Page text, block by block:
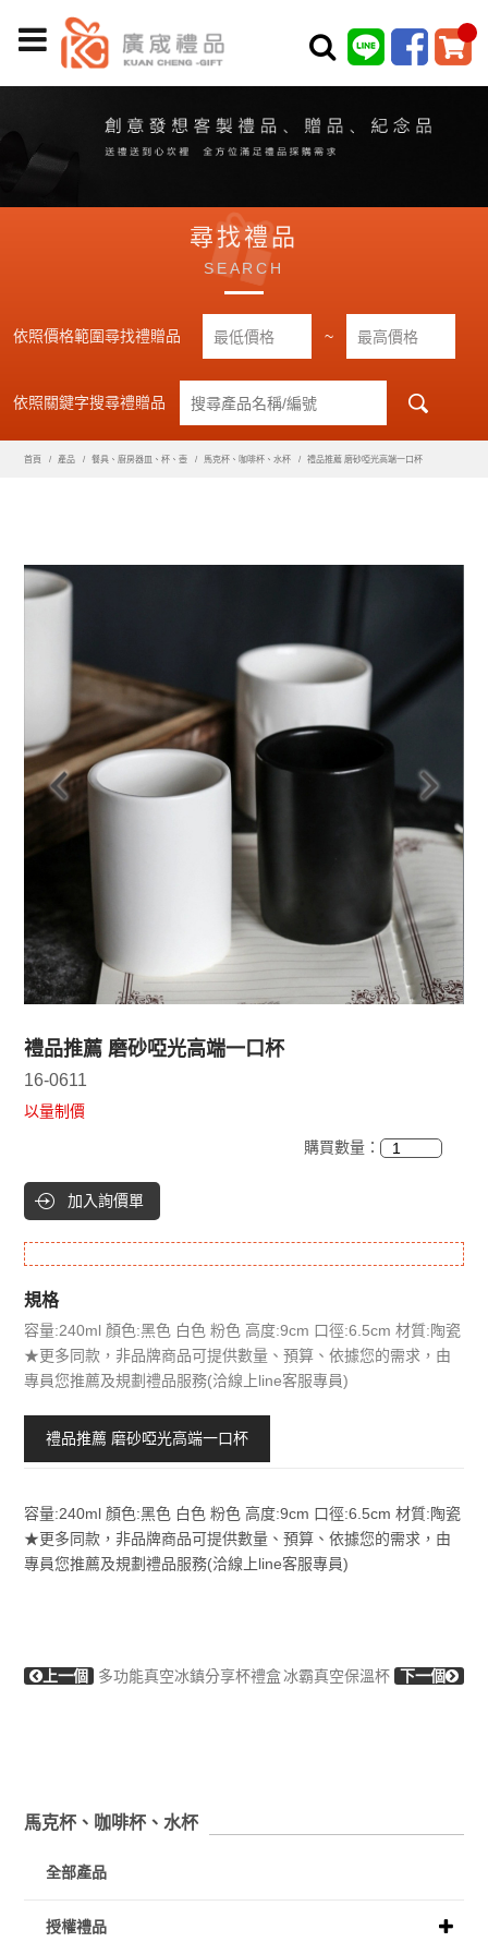
尋找禮品
SEARCH
依照價格範圍尋找禮贈品 ~
依照關鍵字搜尋禮贈品
首頁 產品 餐具、廚房器皿、杯、壺 馬克杯、咖啡杯、水杯 禮品推薦 磨砂啞光高端一口杯
禮品推薦 磨砂啞光高端一口杯
16-0611
以量制價
購買數量：
加入詢價單
規格
容量:240ml 顏色:黑色 白色 粉色 高度:9cm 口徑:6.5cm 材質:陶瓷
★更多同款，非品牌商品可提供數量、預算、依據您的需求，由
專員您推薦及規劃禮品服務(洽線上line客服專員)
禮品推薦 磨砂啞光高端一口杯
容量:240ml 顏色:黑色 白色 粉色 高度:9cm 口徑:6.5cm 材質:陶瓷
★更多同款，非品牌商品可提供數量、預算、依據您的需求，由
專員您推薦及規劃禮品服務(洽線上line客服專員)
上一個 多功能真空冰鎮分享杯禮盒冰霸真空保溫杯 下一個
馬克杯、咖啡杯、水杯
全部產品
授權禮品